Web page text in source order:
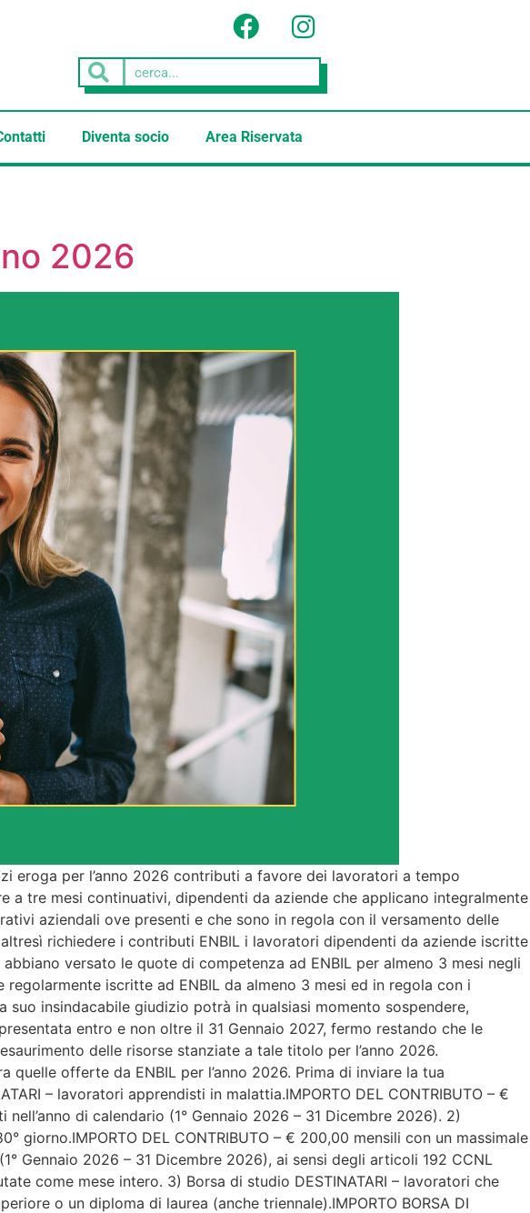
Diventa socio Area Riservata
2026
eroga per l’anno 2026 contributi a favore dei lavoratori a tempo
tre mesi continuativi, dipendenti da aziende che applicano integralmente
aziendali ove presenti e che sono in regola con il versamento delle
richiedere i contributi ENBIL i lavoratori dipendenti da aziende iscritte
versato le quote di competenza ad ENBIL per almeno 3 mesi negli
iscritte ad ENBIL da almeno 3 mesi ed in regola con i
insindacabile giudizio potrà in qualsiasi momento sospendere,
entro e non oltre il 31 Gennaio 2027, fermo restando che le
delle risorse stanziate a tale titolo per l’anno 2026.
offerte da ENBIL per l’anno 2026. Prima di inviare la tua
– lavoratori apprendisti in malattia.IMPORTO DEL CONTRIBUTO – €
di calendario (1° Gennaio 2026 – 31 Dicembre 2026). 2)
DEL CONTRIBUTO – € 200,00 mensili con un massimale
Gennaio 2026 – 31 Dicembre 2026), ai sensi degli articoli 192 CCNL
come mese intero. 3) Borsa di studio DESTINATARI – lavoratori che
o un diploma di laurea (anche triennale).IMPORTO BORSA DI